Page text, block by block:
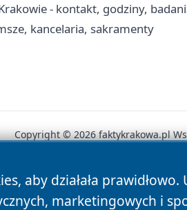
- kontakt, godziny,
kancelaria, sakramenty
aby działała
marketingowych i
Copyright © 2026 faktykrakowa.pl
News Autorzy Polityka